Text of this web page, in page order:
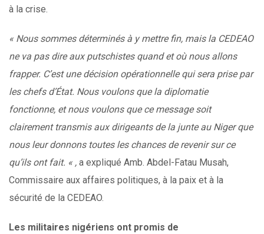
à la crise.
« Nous sommes déterminés à y mettre fin, mais la CEDEAO
ne va pas dire aux putschistes quand et où nous allons
frapper. C’est une décision opérationnelle qui sera prise par
les chefs d’État. Nous voulons que la diplomatie
fonctionne, et nous voulons que ce message soit
clairement transmis aux dirigeants de la junte au Niger que
nous leur donnons toutes les chances de revenir sur ce
qu’ils ont fait. « , a expliqué Amb. Abdel-Fatau Musah,
Commissaire aux affaires politiques, à la paix et à la
sécurité de la CEDEAO.
Les militaires nigériens ont promis de